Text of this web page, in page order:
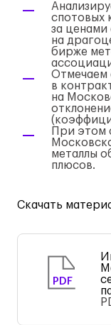
спотовых
за ценами
на
бирже
Отмечаем
в
на
При этом
металлы
плюсов.
Скачать
PDF